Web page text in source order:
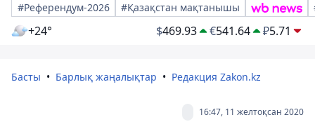
#Референдум-2026
#Қазақстан мақтанышы
+24° $469.93 €541.64 ₽5.71
Басты Барлық жаңалықтар Редакция Zakon.kz
16:47, 11 желтоқсан 2020